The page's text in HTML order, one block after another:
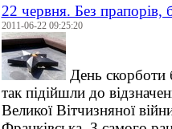
22 червня. Без прапорів,
2011-06-22 09:25:20
День скорботи
так підійшли до
Великої Вітчизняної